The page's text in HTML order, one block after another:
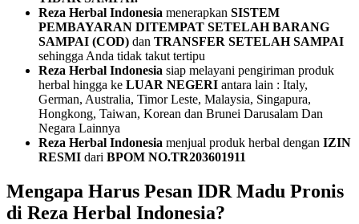
Reza Herbal Indonesia menerapkan SISTEM
PEMBAYARAN DITEMPAT SETELAH BARANG
SAMPAI (COD) dan TRANSFER SETELAH SAMPAI
sehingga Anda tidak takut tertipu
Reza Herbal Indonesia siap melayani pengiriman produk
herbal hingga ke LUAR NEGERI antara lain : Italy,
German, Australia, Timor Leste, Malaysia, Singapura,
Hongkong, Taiwan, Korean dan Brunei Darusalam Dan
Negara Lainnya
Reza Herbal Indonesia menjual produk herbal dengan IZIN
RESMI dari BPOM NO.TR203601911
Mengapa Harus Pesan IDR Madu Pronis
di Reza Herbal Indonesia?